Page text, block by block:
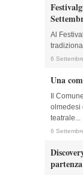
Al
6
Una
Il
olmedesi
teatrale...
6
partenza